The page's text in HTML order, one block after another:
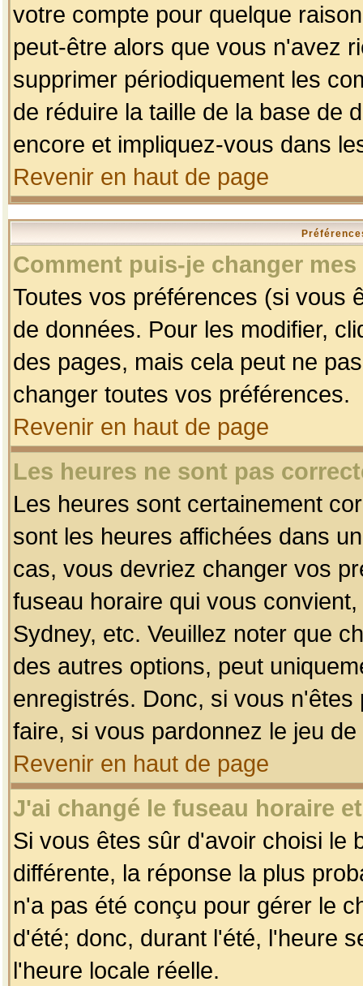
votre compte pour quelque
peut-être alors que vous n'avez
supprimer périodiquement les
de réduire la taille de la base de
encore et impliquez-vous dans
Revenir en haut de page
Comment puis-je changer
Toutes vos préférences (si vous
de données. Pour les modifier,
des pages, mais cela peut ne
changer toutes vos préférences.
Revenir en haut de page
Les heures ne sont pas
Les heures sont certainement
sont les heures affichées dans
cas, vous devriez changer vos
fuseau horaire qui vous
Sydney, etc. Veuillez noter que
des autres options, peut
enregistrés. Donc, si vous
faire, si vous pardonnez le jeu
Revenir en haut de page
J'ai changé le fuseau horaire
Si vous êtes sûr d'avoir choisi le
différente, la réponse la plus
n'a pas été conçu pour gérer le
d'été; donc, durant l'été, l'heure
l'heure locale réelle.